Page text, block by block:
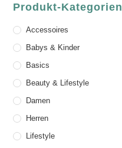
Produkt-Kategorien
Accessoires
Babys & Kinder
Basics
Beauty & Lifestyle
Damen
Herren
Lifestyle